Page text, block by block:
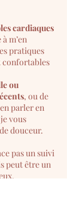
cardiaques
m’en
pratiques
confortables
ou
, ou de
parler en
vous
douceur.
pas un suivi
peut être un